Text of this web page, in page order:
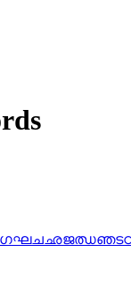
ഗഘചഛജഝഞട